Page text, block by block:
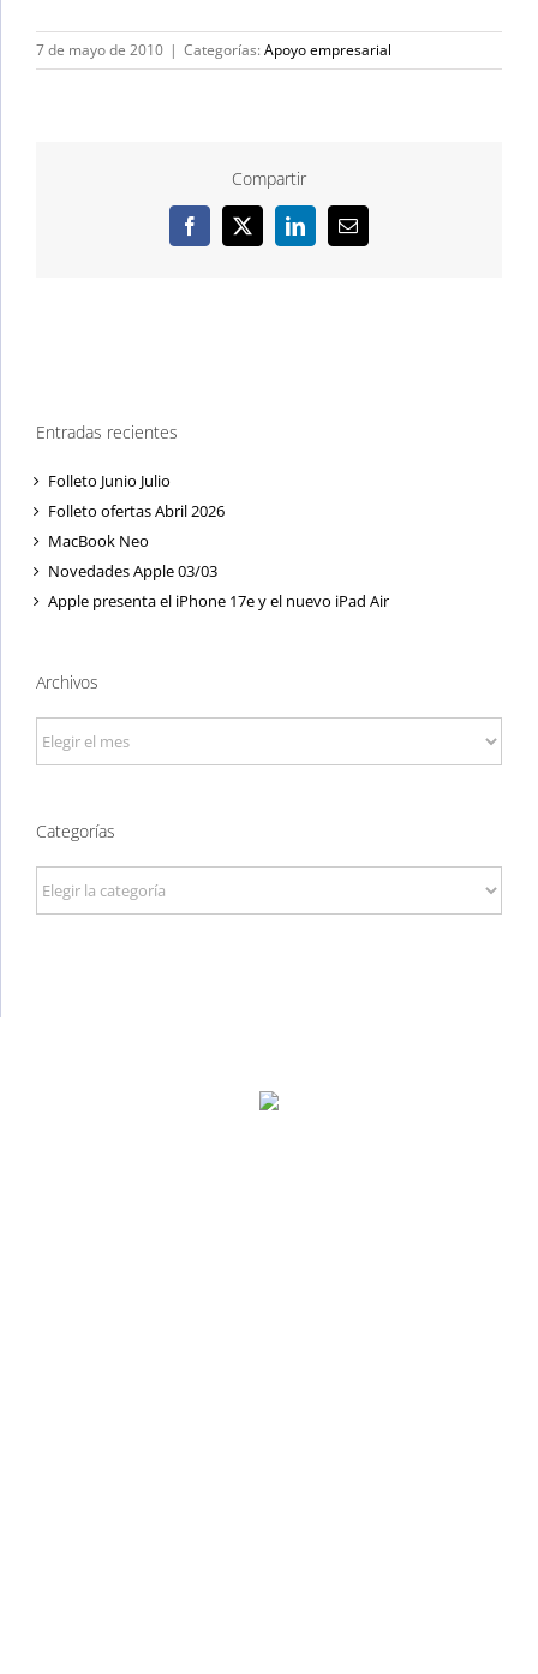
7 de mayo de 2010 | Categorías: Apoyo empresarial
Compartir
Facebook
X LinkedInCorreo
electrónico
Entradas recientes
Folleto Junio Julio
Folleto ofertas Abril 2026
MacBook Neo
Novedades Apple 03/03
Apple presenta el iPhone 17e y el nuevo iPad Air
Archivos
Archivos
Categorías
Categorías